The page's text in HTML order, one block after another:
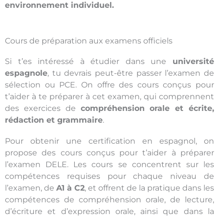
environnement individuel.
Cours de préparation aux examens officiels
Si t’es intéressé à étudier dans une université
espagnole, tu devrais peut-être passer l’examen de
sélection ou PCE. On offre des cours conçus pour
t’aider à te préparer à cet examen, qui comprennent
des exercices de compréhension orale et écrite,
rédaction et grammaire.
Pour obtenir une certification en espagnol, on
propose des cours conçus pour t’aider à préparer
l’examen DELE. Les cours se concentrent sur les
compétences requises pour chaque niveau de
l’examen, de A1 à C2, et offrent de la pratique dans les
compétences de compréhension orale, de lecture,
d’écriture et d’expression orale, ainsi que dans la